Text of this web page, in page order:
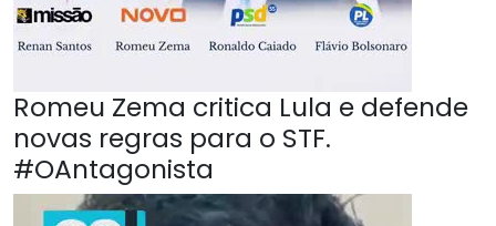
Romeu Zema critica Lula e defende
novas regras para o STF.
#OAntagonista